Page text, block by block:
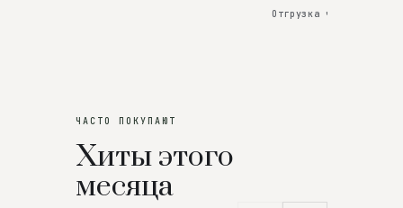
Отгрузка через 25 дней
ЧАСТО ПОКУПАЮТ
Хиты этого
месяца